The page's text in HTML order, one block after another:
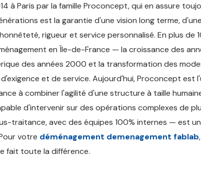
à Paris par la famille Proconcept, qui en assure
est la garantie d'une vision long terme,
rigueur et service personnalisé. En plus de
en Île-de-France — la croissance des
des années 2000 et la transformation des
et de service. Aujourd'hui, Proconcept est
à combiner l'agilité d'une structure à taille
d'intervenir sur des opérations complexes de
traitance, avec des équipes 100% internes — est
votre déménagement demenagement fablab
fait toute la différence.